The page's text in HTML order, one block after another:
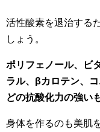
活性酸素を退治する
しょう。
ポリフェノール、ビ
ラル、βカロテン、
どの抗酸化力の強い
身体を作るのも美肌